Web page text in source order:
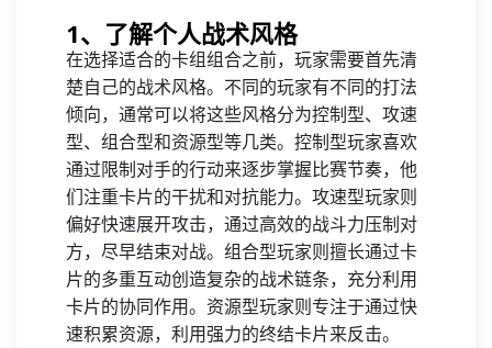
1、了解个人战术风格
在选择适合的卡组组合之前，玩家需要首先清
楚自己的战术风格。不同的玩家有不同的打法
倾向，通常可以将这些风格分为控制型、攻速
型、组合型和资源型等几类。控制型玩家喜欢
通过限制对手的行动来逐步掌握比赛节奏，他
们注重卡片的干扰和对抗能力。攻速型玩家则
偏好快速展开攻击，通过高效的战斗力压制对
方，尽早结束对战。组合型玩家则擅长通过卡
片的多重互动创造复杂的战术链条，充分利用
卡片的协同作用。资源型玩家则专注于通过快
速积累资源，利用强力的终结卡片来反击。